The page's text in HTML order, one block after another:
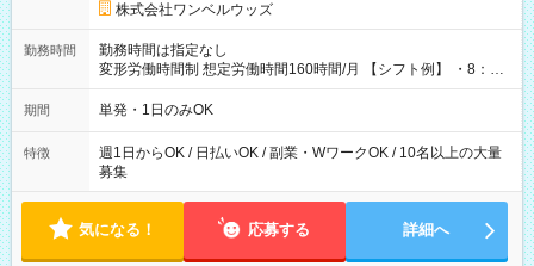
株式会社ワンベルウッズ
勤務時間
勤務時間は指定なし
変形労働時間制 想定労働時間160時間/月 【シフト例】 ・8：00
～21：00
期間 単発・1日のみOK
特徴
週1日からOK / 日払いOK / 副業・WワークOK / 10名以上の大量
募集
気になる！ 応募する 詳細へ